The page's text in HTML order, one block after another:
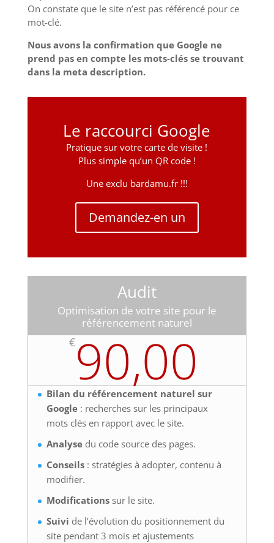
On constate que le site n’est pas référencé pour ce
mot-clé.
Nous avons la confirmation que Google ne
prend pas en compte les mots-clés se trouvant
dans la meta description.
Le raccourci Google
Pratique sur votre carte de visite !
Plus simple qu’un QR code !
Une exclu bardamu.fr !!!
Demandez-en un
Audit
Optimisation de votre site pour le
référencement naturel
€90,00
Bilan du référencement naturel sur
Google: recherches sur les principaux
mots clés en rapport avec le site.
Analyse du code source des pages.
Conseils : stratégies à adopter, contenu à
modifier.
Modificationssur le site.
Suivi de l’évolution du positionnement du
site pendant 3 mois et ajustements